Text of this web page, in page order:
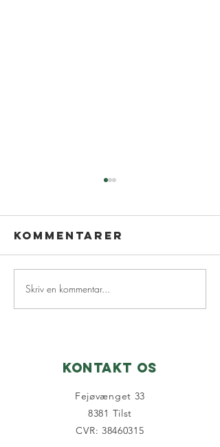
Nyhedsbrev
juni☀️
Kommentarer
Skriv en kommentar...
Kontakt os
Fejøvænget 33
8381 Tilst
CVR: 38460315